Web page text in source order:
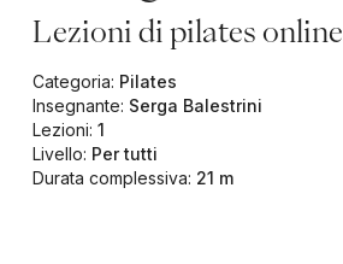
Lezioni di pilates online
Categoria: Pilates
Insegnante: Serga Balestrini
Lezioni: 1
Livello: Per tutti
Durata complessiva: 21 m